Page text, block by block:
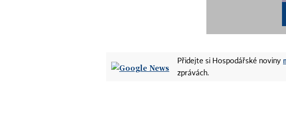
Přidejte si Hospodářské noviny
zprávách.